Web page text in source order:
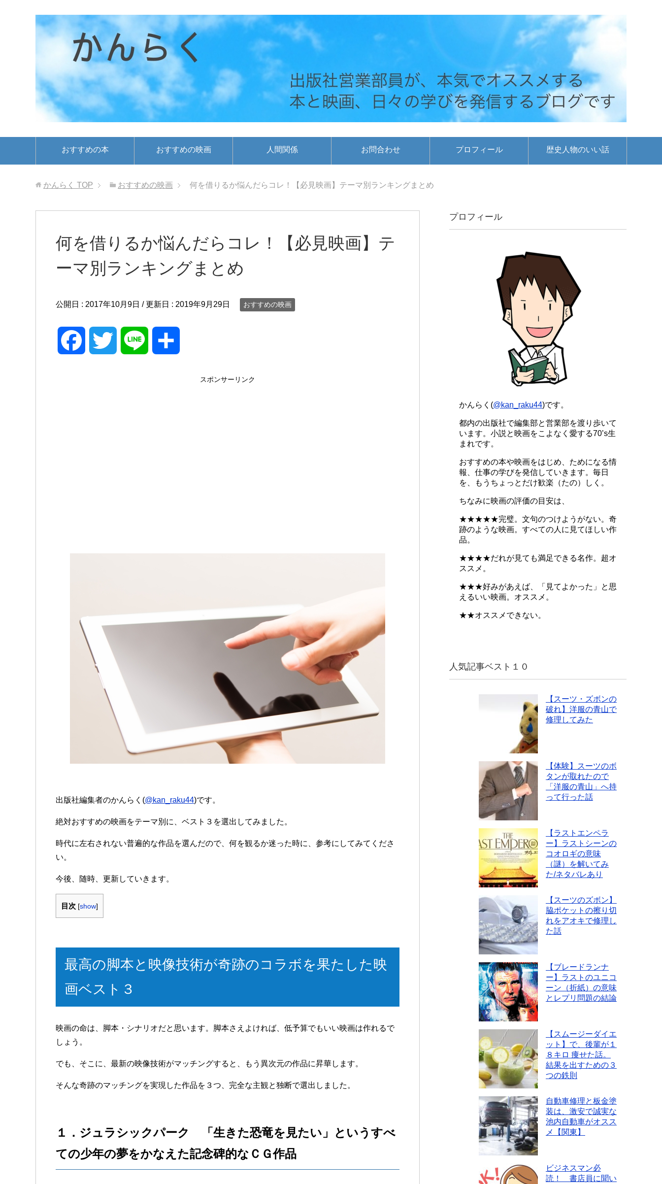
おすすめの本 おすすめの映画 人間関係 お問合わせ プロフィール 歴史人物のいい話
かんらく TOP おすすめの映画 何を借りるか悩んだらコレ！【必見映画】テーマ別ランキングまとめ
何を借りるか悩んだらコレ！【必見映画】テ
ーマ別ランキングまとめ
公開日 : 2017年10月9日 / 更新日 : 2019年9月29日 おすすめの映画
スポンサーリンク
出版社編集者のかんらく(@kan_raku44)です。
絶対おすすめの映画をテーマ別に、ベスト３を選出してみました。
時代に左右されない普遍的な作品を選んだので、何を観るか迷った時に、参考にしてみてくださ
い。
今後、随時、更新していきます。
目次 [show]
最高の脚本と映像技術が奇跡のコラボを果たした映
画ベスト３
映画の命は、脚本・シナリオだと思います。脚本さえよければ、低予算でもいい映画は作れるで
しょう。
でも、そこに、最新の映像技術がマッチングすると、もう異次元の作品に昇華します。
そんな奇跡のマッチングを実現した作品を３つ、完全な主観と独断で選出しました。
１．ジュラシックパーク 「生きた恐竜を見たい」というすべ
ての少年の夢をかなえた記念碑的なＣＧ作品
プロフィール
かんらく(@kan_raku44)です。
都内の出版社で編集部と営業部を渡り歩いて
います。小説と映画をこよなく愛する70’s生
まれです。
おすすめの本や映画をはじめ、ためになる情
報、仕事の学びを発信していきます。毎日
を、もうちょっとだけ歓楽（たの）しく。
ちなみに映画の評価の目安は、
★★★★★完璧。文句のつけようがない。奇
跡のような映画。すべての人に見てほしい作
品。
★★★★だれが見ても満足できる名作。超オ
ススメ。
★★★好みがあえば、「見てよかった」と思
えるいい映画。オススメ。
★★オススメできない。
人気記事ベスト１０
【スーツ・ズボンの
破れ】洋服の青山で
修理してみた
【体験】スーツのボ
タンが取れたので
「洋服の青山」へ持
って行った話
【ラストエンペラ
ー】ラストシーンの
コオロギの意味
（謎）を解いてみ
た/ネタバレあり
【スーツのズボン】
脇ポケットの擦り切
れをアオキで修理し
た話
【ブレードランナ
ー】ラストのユニコ
ーン（折紙）の意味
とレプリ問題の結論
【スムージーダイエ
ット】で、後輩が１
８キロ 痩せた話。
結果を出すための３
つの鉄則
自動車修理と板金塗
装は、激安で誠実な
池内自動車がオスス
メ【関東】
ビジネスマン必
読！ 書店員に聞い